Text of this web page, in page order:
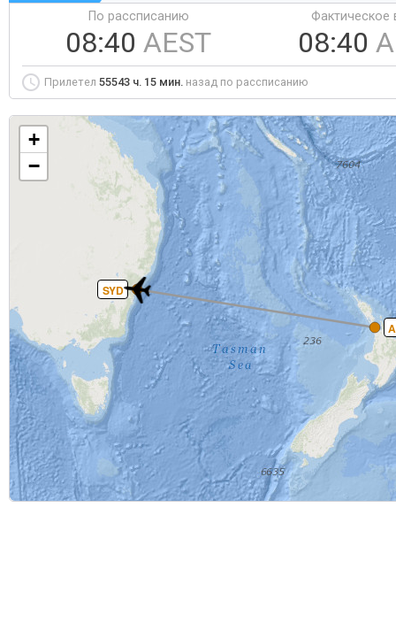
По рассписанию
08:40 AEST
Фактическое
08:40
Прилетел 55543 ч. 15 мин. назад по рассписанию
SYD
+
−